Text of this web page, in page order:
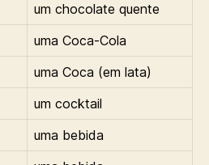
um chocolate quente
uma Coca-Cola
uma Coca (em lata)
um cocktail
uma bebida